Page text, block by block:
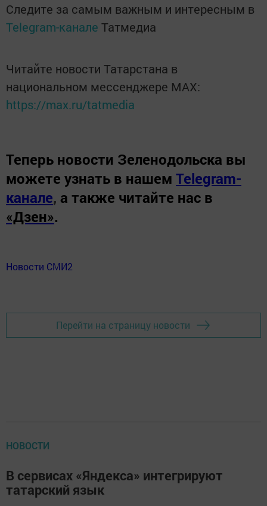
Следите за самым важным и интересным в
Telegram-канале Татмедиа
Читайте новости Татарстана в
национальном мессенджере MАХ:
https://max.ru/tatmedia
Теперь новости Зеленодольска вы
можете узнать в нашем Telegram-
канале, а также читайте нас в
«Дзен».
Новости СМИ2
Перейти на страницу новости
НОВОСТИ
В сервисах «Яндекса» интегрируют
татарский язык